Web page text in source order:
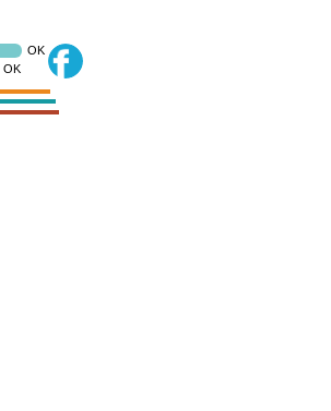
OK
OK